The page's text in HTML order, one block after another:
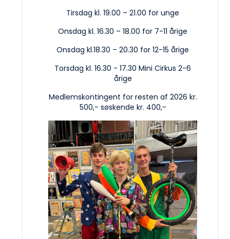
Tirsdag kl. 19.00 – 21.00 for unge
Onsdag kl. 16.30 – 18.00 for 7-11 årige
Onsdag kl.18.30 – 20.30 for 12-15 årige
Torsdag kl. 16.30 - 17.30 Mini Cirkus 2-6
årige
Medlemskontingent for resten af 2026 kr.
500,- søskende kr. 400,-